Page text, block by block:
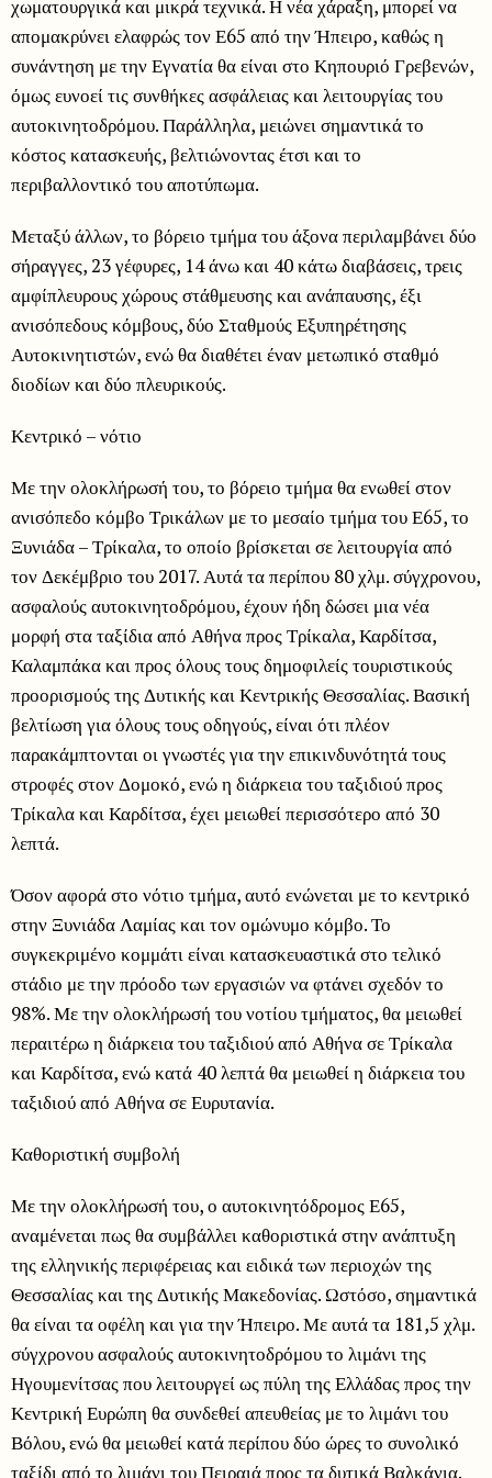
χωματουργικά και μικρά τεχνικά. Η νέα χάραξη, μπορεί να
απομακρύνει ελαφρώς τον Ε65 από την Ήπειρο, καθώς η
συνάντηση με την Εγνατία θα είναι στο Κηπουριό Γρεβενών,
όμως ευνοεί τις συνθήκες ασφάλειας και λειτουργίας του
αυτοκινητοδρόμου. Παράλληλα, μειώνει σημαντικά το
κόστος κατασκευής, βελτιώνοντας έτσι και το
περιβαλλοντικό του αποτύπωμα.
Μεταξύ άλλων, το βόρειο τμήμα του άξονα περιλαμβάνει δύο
σήραγγες, 23 γέφυρες, 14 άνω και 40 κάτω διαβάσεις, τρεις
αμφίπλευρους χώρους στάθμευσης και ανάπαυσης, έξι
ανισόπεδους κόμβους, δύο Σταθμούς Εξυπηρέτησης
Αυτοκινητιστών, ενώ θα διαθέτει έναν μετωπικό σταθμό
διοδίων και δύο πλευρικούς.
Κεντρικό – νότιο
Με την ολοκλήρωσή του, το βόρειο τμήμα θα ενωθεί στον
ανισόπεδο κόμβο Τρικάλων με το μεσαίο τμήμα του Ε65, το
Ξυνιάδα – Τρίκαλα, το οποίο βρίσκεται σε λειτουργία από
τον Δεκέμβριο του 2017. Αυτά τα περίπου 80 χλμ. σύγχρονου,
ασφαλούς αυτοκινητοδρόμου, έχουν ήδη δώσει μια νέα
μορφή στα ταξίδια από Αθήνα προς Τρίκαλα, Καρδίτσα,
Καλαμπάκα και προς όλους τους δημοφιλείς τουριστικούς
προορισμούς της Δυτικής και Κεντρικής Θεσσαλίας. Βασική
βελτίωση για όλους τους οδηγούς, είναι ότι πλέον
παρακάμπτονται οι γνωστές για την επικινδυνότητά τους
στροφές στον Δομοκό, ενώ η διάρκεια του ταξιδιού προς
Τρίκαλα και Καρδίτσα, έχει μειωθεί περισσότερο από 30
λεπτά.
Όσον αφορά στο νότιο τμήμα, αυτό ενώνεται με το κεντρικό
στην Ξυνιάδα Λαμίας και τον ομώνυμο κόμβο. Το
συγκεκριμένο κομμάτι είναι κατασκευαστικά στο τελικό
στάδιο με την πρόοδο των εργασιών να φτάνει σχεδόν το
98%. Με την ολοκλήρωσή του νοτίου τμήματος, θα μειωθεί
περαιτέρω η διάρκεια του ταξιδιού από Αθήνα σε Τρίκαλα
και Καρδίτσα, ενώ κατά 40 λεπτά θα μειωθεί η διάρκεια του
ταξιδιού από Αθήνα σε Ευρυτανία.
Καθοριστική συμβολή
Με την ολοκλήρωσή του, ο αυτοκινητόδρομος Ε65,
αναμένεται πως θα συμβάλλει καθοριστικά στην ανάπτυξη
της ελληνικής περιφέρειας και ειδικά των περιοχών της
Θεσσαλίας και της Δυτικής Μακεδονίας. Ωστόσο, σημαντικά
θα είναι τα οφέλη και για την Ήπειρο. Με αυτά τα 181,5 χλμ.
σύγχρονου ασφαλούς αυτοκινητοδρόμου το λιμάνι της
Ηγουμενίτσας που λειτουργεί ως πύλη της Ελλάδας προς την
Κεντρική Ευρώπη θα συνδεθεί απευθείας με το λιμάνι του
Βόλου, ενώ θα μειωθεί κατά περίπου δύο ώρες το συνολικό
ταξίδι από το λιμάνι του Πειραιά προς τα δυτικά Βαλκάνια.